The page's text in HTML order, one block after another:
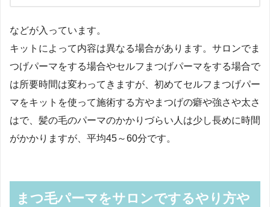
などが入っています。
キットによって内容は異なる場合があります。サロンでま
つげパーマをする場合やセルフまつげパーマをする場合で
は所要時間は変わってきますが、初めてセルフまつげパー
マをキットを使って施術する方やまつげの癖や強さや太さ
はで、髪の毛のパーマのかかりづらい人は少し長めに時間
がかかりますが、平均45～60分です。
まつ毛パーマをサロンでするやり方や